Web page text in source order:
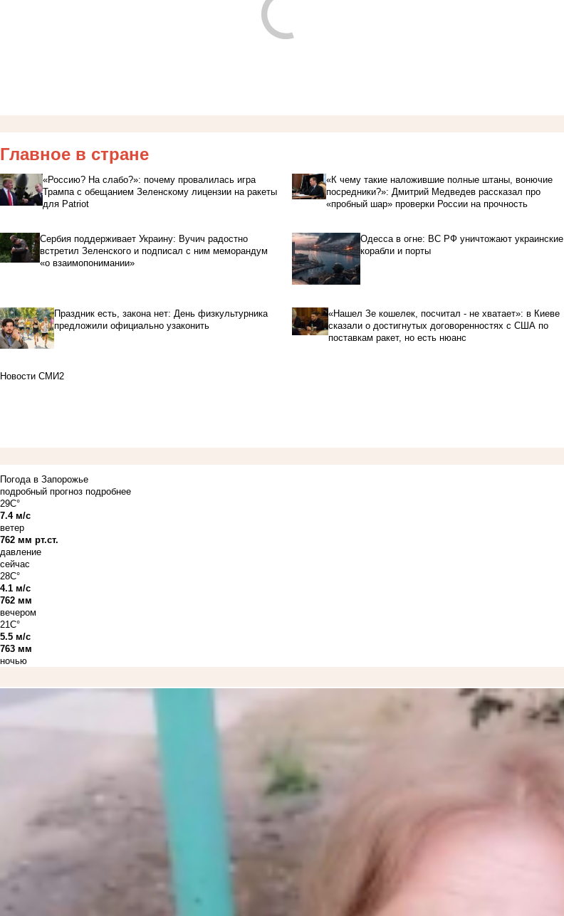
Главное в стране
«Россию? На слабо?»: почему провалилась игра
Трампа с обещанием Зеленскому лицензии на ракеты
для Patriot
«К чему такие наложившие полные штаны, вонючие
посредники?»: Дмитрий Медведев рассказал про
«пробный шар» проверки России на прочность
Сербия поддерживает Украину: Вучич радостно
встретил Зеленского и подписал с ним меморандум
«о взаимопонимании»
Одесса в огне: ВС РФ уничтожают украинские
корабли и порты
Праздник есть, закона нет: День физкультурника
предложили официально узаконить
«Нашел Зе кошелек, посчитал - не хватает»: в Киеве
сказали о достигнутых договоренностях с США по
поставкам ракет, но есть нюанс
Новости СМИ2
Погода в Запорожье
подробный прогноз подробнее
29C°
7.4 м/с
ветер
762 мм рт.ст.
давление
сейчас
28C°
4.1 м/с
762 мм
вечером
21C°
5.5 м/с
763 мм
ночью